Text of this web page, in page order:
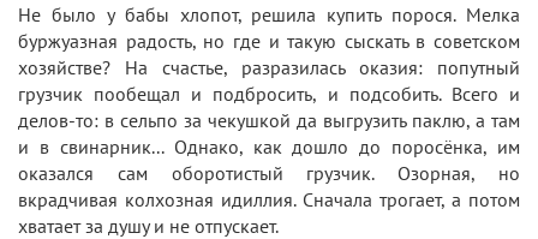
Не было у бабы хлопот, решила купить порося. Мелка
буржуазная радость, но где и такую сыскать в советском
хозяйстве? На счастье, разразилась оказия: попутный
грузчик пообещал и подбросить, и подсобить. Всего и
делов-то: в сельпо за чекушкой да выгрузить паклю, а там
и в свинарник... Однако, как дошло до поросёнка, им
оказался сам оборотистый грузчик. Озорная, но
вкрадчивая колхозная идиллия. Сначала трогает, а потом
хватает за душу и не отпускает.